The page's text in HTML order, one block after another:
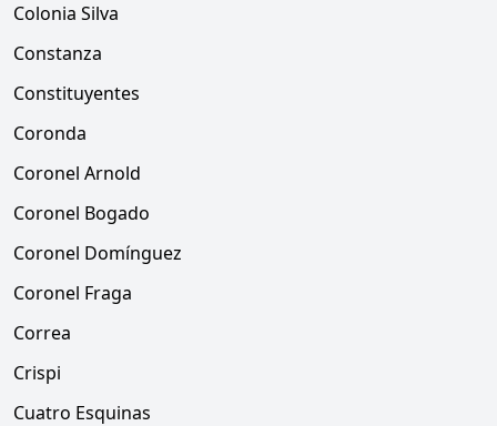
Colonia Silva
Constanza
Constituyentes
Coronda
Coronel Arnold
Coronel Bogado
Coronel Domínguez
Coronel Fraga
Correa
Crispi
Cuatro Esquinas